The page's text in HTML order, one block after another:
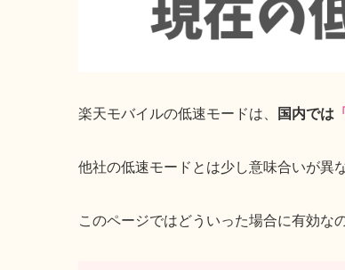
楽天モバイルの低速モードは、 国内では
他社の低速モードとは少し意味合いが異
このページではどういった場合に有効な